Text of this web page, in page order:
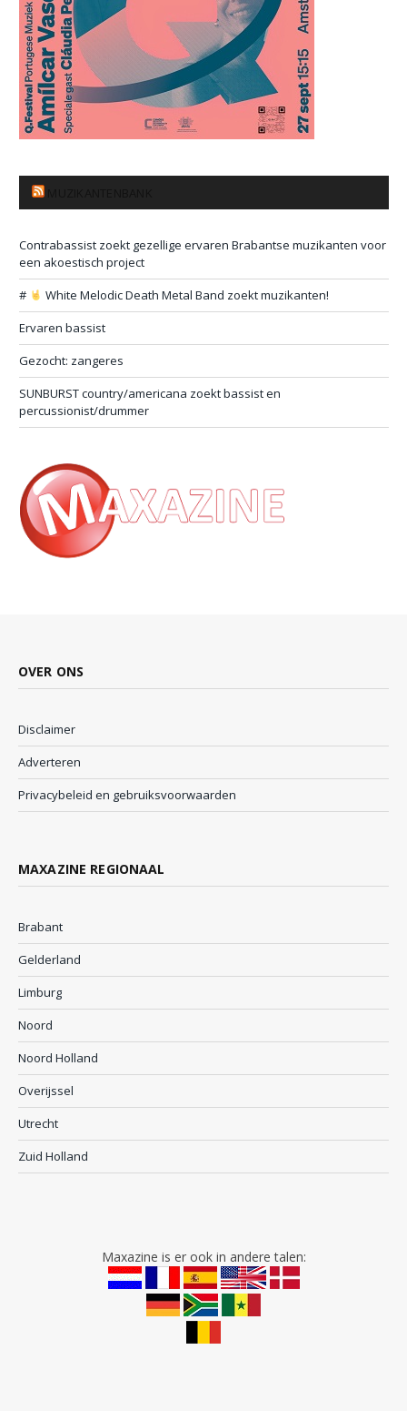
Contrabassist zoekt gezellige ervaren Brabantse muzikanten voor
een akoestisch project
#
White Melodic Death Metal Band zoekt muzikanten!
Ervaren bassist
Gezocht: zangeres
SUNBURST country/americana zoekt bassist en
percussionist/drummer
OVER ONS
Disclaimer
Adverteren
Privacybeleid en gebruiksvoorwaarden
MAXAZINE REGIONAAL
Brabant
Gelderland
Limburg
Noord
Noord Holland
Overijssel
Utrecht
Zuid Holland
Maxazine is er ook in andere talen: